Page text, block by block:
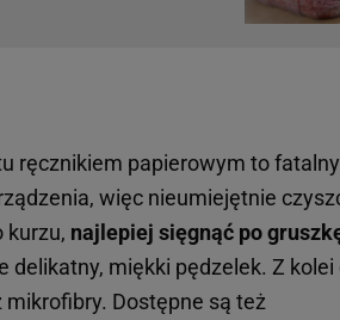
ręcznikiem papierowym to fatalny
więc nieumiejętnie
kurzu, najlepiej sięgnąć po
delikatny, miękki pędzelek. Z kolei
mikrofibry. Dostępne są też